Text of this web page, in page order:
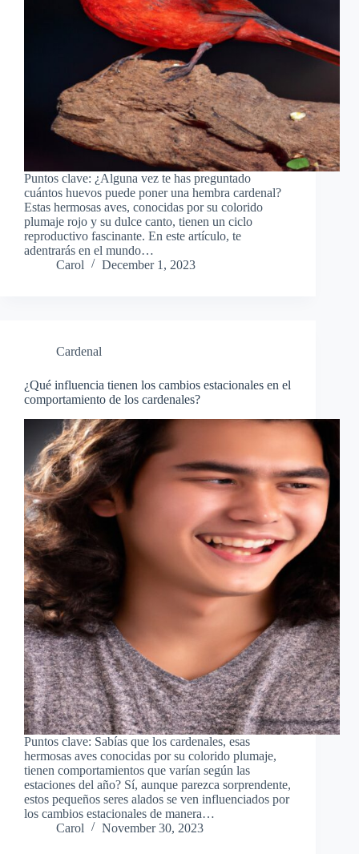
Puntos clave: ¿Alguna vez te has preguntado
cuántos huevos puede poner una hembra cardenal?
Estas hermosas aves, conocidas por su colorido
plumaje rojo y su dulce canto, tienen un ciclo
reproductivo fascinante. En este artículo, te
adentrarás en el mundo…
Carol
December 1, 2023
Cardenal
¿Qué influencia tienen los cambios estacionales en el
comportamiento de los cardenales?
Puntos clave: Sabías que los cardenales, esas
hermosas aves conocidas por su colorido plumaje,
tienen comportamientos que varían según las
estaciones del año? Sí, aunque parezca sorprendente,
estos pequeños seres alados se ven influenciados por
los cambios estacionales de manera…
Carol
November 30, 2023